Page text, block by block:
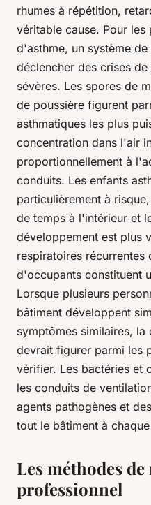
rhumes à répétition,
véritable cause. Pour les
d'asthme, un système
déclencher des crises
sévères. Les spores de
de poussière figurent
asthmatiques les plus
concentration dans l'air
proportionnellement à
conduits. Les enfants
particulièrement à
de temps à l'intérieur et
développement est plus
respiratoires récurrentes
d'occupants constituent
Lorsque plusieurs
bâtiment développent
symptômes similaires,
devrait figurer parmi les
vérifier. Les bactéries et
les conduits de
agents pathogènes et
tout le bâtiment à
Les méthodes de
professionnel